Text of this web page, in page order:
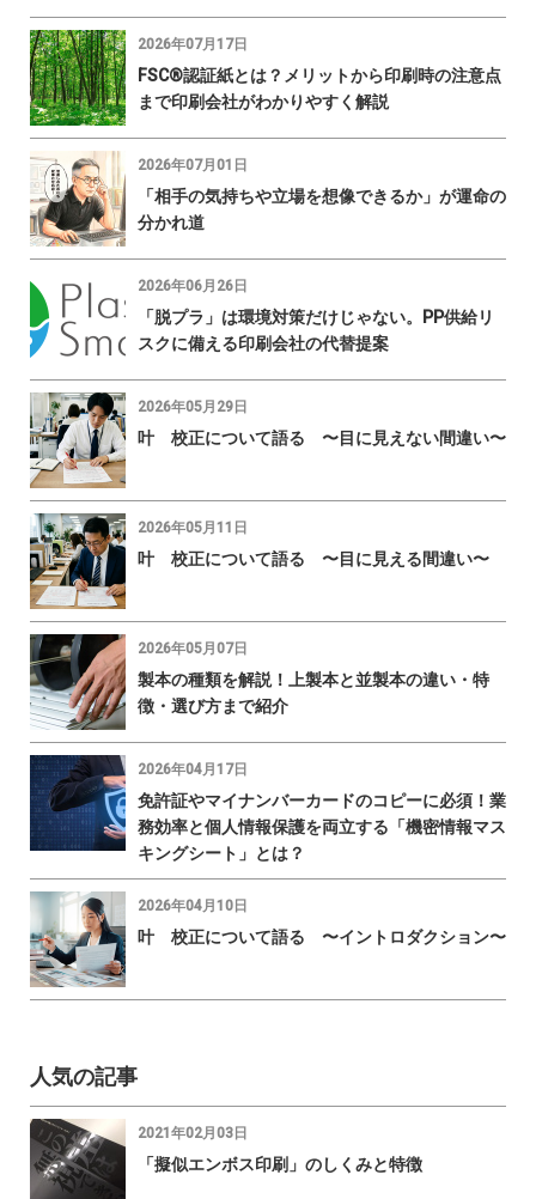
2026年07月17日
FSC®認証紙とは？メリットから印刷時の注意点
まで印刷会社がわかりやすく解説
2026年07月01日
「相手の気持ちや立場を想像できるか」が運命の
分かれ道
2026年06月26日
「脱プラ」は環境対策だけじゃない。PP供給リ
スクに備える印刷会社の代替提案
2026年05月29日
叶 校正について語る 〜目に見えない間違い〜
2026年05月11日
叶 校正について語る 〜目に見える間違い〜
2026年05月07日
製本の種類を解説！上製本と並製本の違い・特
徴・選び方まで紹介
2026年04月17日
免許証やマイナンバーカードのコピーに必須！業
務効率と個人情報保護を両立する「機密情報マス
キングシート」とは？
2026年04月10日
叶 校正について語る 〜イントロダクション〜
人気の記事
2021年02月03日
「擬似エンボス印刷」のしくみと特徴